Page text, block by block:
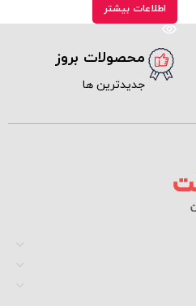
اطلاعات بیشتر
محصولات بروز
جدیدترین ها